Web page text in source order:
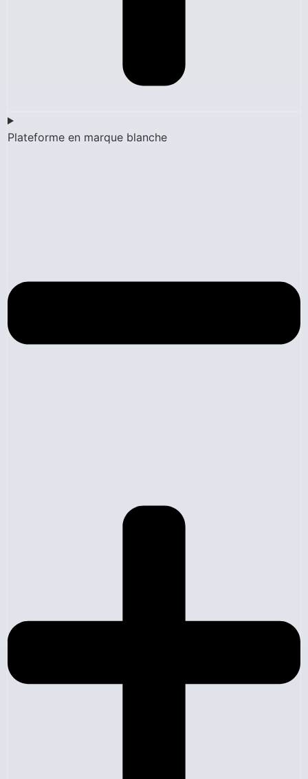
Plateforme en marque blanche